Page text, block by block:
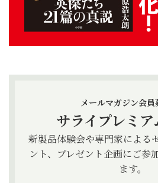
メールマガジン会員
サライプレミ
新製品体験会や専門家による
ント、プレゼント企画にご参
ます。